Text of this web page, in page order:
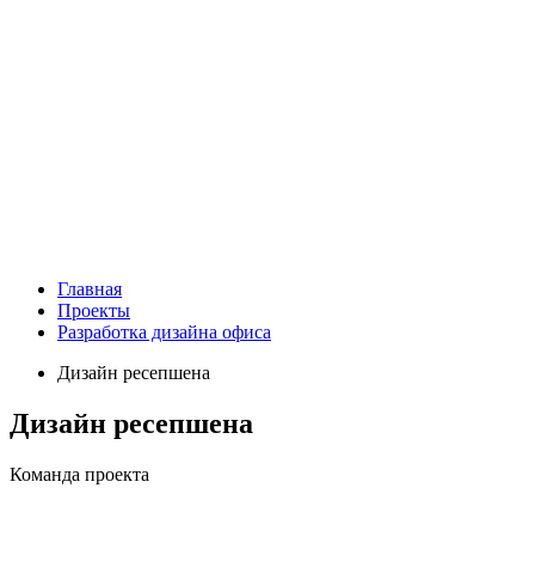
Главная
Проекты
Разработка дизайна офиса
Дизайн ресепшена
Дизайн ресепшена
Команда проекта